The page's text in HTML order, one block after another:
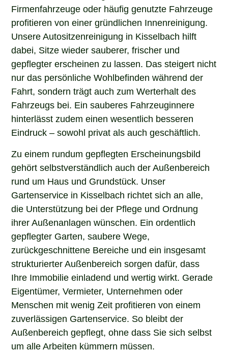
Firmenfahrzeuge oder häufig genutzte Fahrzeuge
profitieren von einer gründlichen Innenreinigung.
Unsere Autositzenreinigung in Kisselbach hilft
dabei, Sitze wieder sauberer, frischer und
gepflegter erscheinen zu lassen. Das steigert nicht
nur das persönliche Wohlbefinden während der
Fahrt, sondern trägt auch zum Werterhalt des
Fahrzeugs bei. Ein sauberes Fahrzeuginnere
hinterlässt zudem einen wesentlich besseren
Eindruck – sowohl privat als auch geschäftlich.
Zu einem rundum gepflegten Erscheinungsbild
gehört selbstverständlich auch der Außenbereich
rund um Haus und Grundstück. Unser
Gartenservice in Kisselbach richtet sich an alle,
die Unterstützung bei der Pflege und Ordnung
ihrer Außenanlagen wünschen. Ein ordentlich
gepflegter Garten, saubere Wege,
zurückgeschnittene Bereiche und ein insgesamt
strukturierter Außenbereich sorgen dafür, dass
Ihre Immobilie einladend und wertig wirkt. Gerade
Eigentümer, Vermieter, Unternehmen oder
Menschen mit wenig Zeit profitieren von einem
zuverlässigen Gartenservice. So bleibt der
Außenbereich gepflegt, ohne dass Sie sich selbst
um alle Arbeiten kümmern müssen.